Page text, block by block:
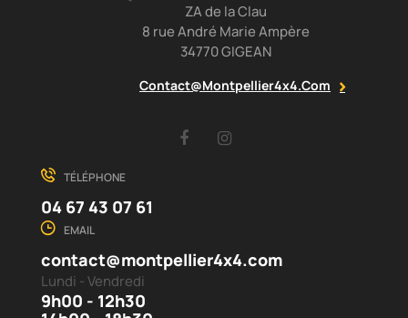
ZA de la Clau
8 rue André Marie Ampère
34770 GIGEAN
Contact@montpellier4x4.com
Facebook
TÉLÉPHONE
04 67 43 07 61
EMAIL
contact@montpellier4x4.com
Lundi - Vendredi
9h00 - 12h30